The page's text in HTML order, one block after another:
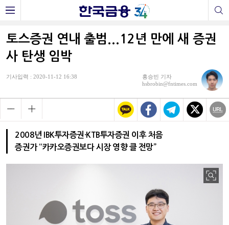
토스증권 연내 출범...12년 만에 새 증권
사 탄생 임박
기사입력 : 2020-11-12 16:38
홍승빈 기자
hsbrobin@fntimes.com
2008년 IBK투자증권·KTB투자증권 이후 처음
증권가 “카카오증권보다 시장 영향 클 전망”